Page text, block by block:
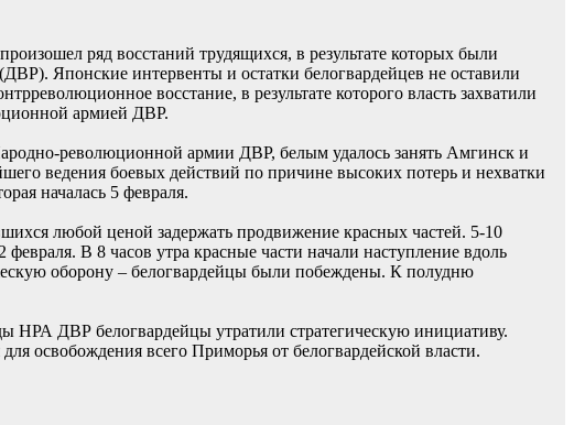
ряд восстаний трудящихся, в результате которых были
Японские интервенты и остатки белогвардейцев не оставили
восстание, в результате которого власть захватили
армией ДВР.
революционной армии ДВР, белым удалось занять Амгинск и
ведения боевых действий по причине высоких потерь и нехватки
началась 5 февраля.
любой ценой задержать продвижение красных частей. 5-10
В 8 часов утра красные части начали наступление вдоль
оборону – белогвардейцы были побеждены. К полудню
НРА ДВР белогвардейцы утратили стратегическую инициативу.
освобождения всего Приморья от белогвардейской власти.